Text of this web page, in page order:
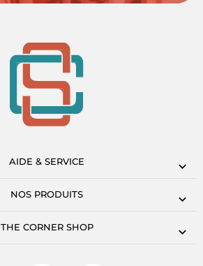
AIDE & SERVICE
NOS PRODUITS
THE CORNER SHOP